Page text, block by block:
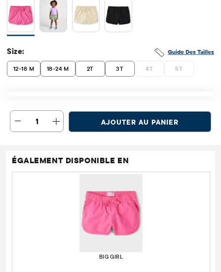
Guide Des Tailles
Size:
12-18 M 18-24 M 2T 3T 4T 5T
1 AJOUTER AU PANIER
ÉGALEMENT DISPONIBLE EN
BIG GIRL